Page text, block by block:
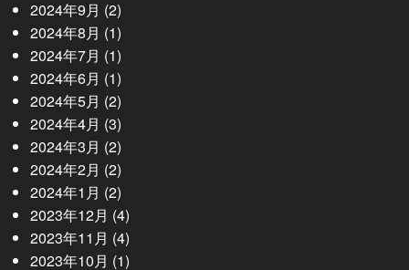
2024年9月 (2)
2024年8月 (1)
2024年7月 (1)
2024年6月 (1)
2024年5月 (2)
2024年4月 (3)
2024年3月 (2)
2024年2月 (2)
2024年1月 (2)
2023年12月 (4)
2023年11月 (4)
2023年10月 (1)